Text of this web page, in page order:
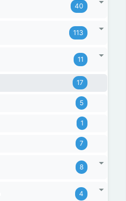
40
113
11
17
5
1
7
8
4